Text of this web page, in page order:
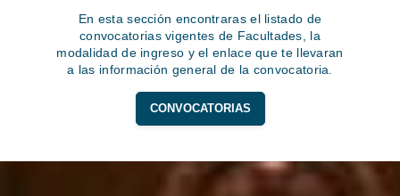
En esta sección encontraras el listado de
convocatorias vigentes de Facultades, la
modalidad de ingreso y el enlace que te llevaran
a las información general de la convocatoria.
CONVOCATORIAS